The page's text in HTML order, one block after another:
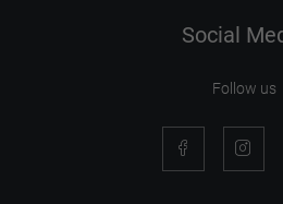
Social
Follow us